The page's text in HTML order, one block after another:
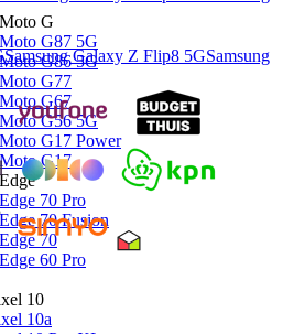
G
G87 5G
G86 5G
G77
G67
G56 5G
G17 Power
G17
70 Pro
70 Fusion
70
60 Pro
10
10a
Samsung Galaxy Z Flip8 5GSamsung